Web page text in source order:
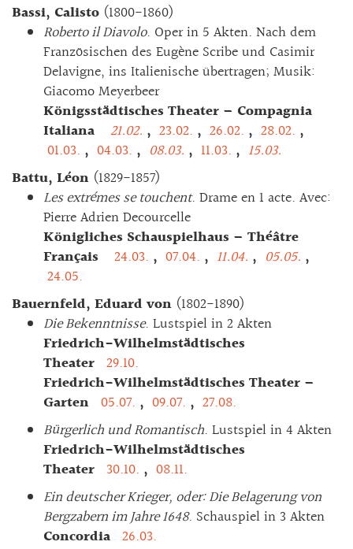
Bassi, Calisto (1800-1860)
Roberto il Diavolo. Oper in 5 Akten. Nach dem
Französischen des Eugène Scribe und Casimir
Delavigne, ins Italienische übertragen; Musik:
Giacomo Meyerbeer
Königsstädtisches Theater – Compagnia
Italiana
21.02. , 23.02. , 26.02. , 28.02. ,
01.03. , 04.03. , 08.03. , 11.03. , 15.03.
Battu, Léon (1829-1857)
Les extrémes se touchent. Drame en 1 acte. Avec:
Pierre Adrien Decourcelle
Königliches Schauspielhaus – Théâtre
Français
24.03. , 07.04. , 11.04. , 05.05. ,
24.05.
Bauernfeld, Eduard von (1802-1890)
Die Bekenntnisse. Lustspiel in 2 Akten
Friedrich-Wilhelmstädtisches
Theater 29.10.
Friedrich-Wilhelmstädtisches Theater –
Garten 05.07. , 09.07. , 27.08.
Bürgerlich und Romantisch. Lustspiel in 4 Akten
Friedrich-Wilhelmstädtisches
Theater 30.10. , 08.11.
Ein deutscher Krieger, oder: Die Belagerung von
Bergzabern im Jahre 1648. Schauspiel in 3 Akten
Concordia 26.03.